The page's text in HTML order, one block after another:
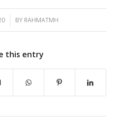
BY RAHMATMH
this entry